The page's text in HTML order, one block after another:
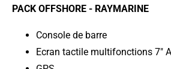
PACK OFFSHORE - RAYMARINE
Console de barre
Ecran tactile multifonctions 7"